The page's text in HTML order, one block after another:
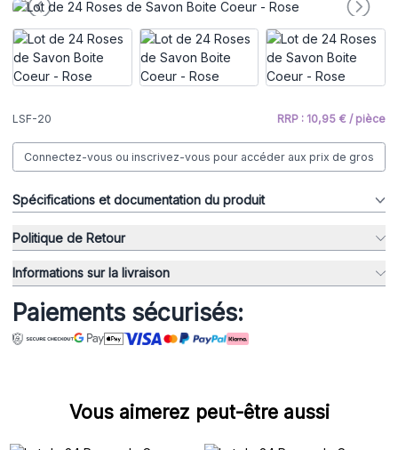
LSF-20 RRP : 10,95 € / pièce
Connectez-vous ou inscrivez-vous pour accéder aux prix de gros
Spécifications et documentation du produit
Politique de Retour
Informations sur la livraison
Paiements sécurisés:
Vous aimerez peut-être aussi